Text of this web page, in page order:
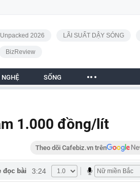
2026 LÃI SUẤT DẬY SÓNG
BizReview
NGHỆ SỐNG
1.000 đồng/lít
Theo dõi Cafebiz.vn trên
đọc bài 3:24